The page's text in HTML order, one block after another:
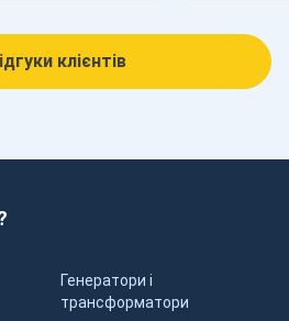
клієнтів
Генератори і
трансформатори